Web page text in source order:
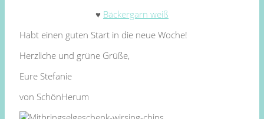
♥ Bäckergarn weiß
Habt einen guten Start in die neue Woche!
Herzliche und grüne Grüße,
Eure Stefanie
von SchönHerum